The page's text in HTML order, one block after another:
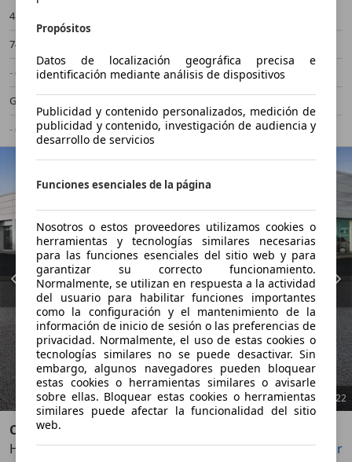
45.826 km
74 kW (101 CV)
- (Propietarios)
Automático
Gasolina
- (g/km)
-/-
Anterior
22
Citroen C4
Hybrid 145 ë-DCS6 Plus
Guardar Compartir
Propósitos
Datos de localización geográfica precisa e
identificación mediante análisis de dispositivos
Publicidad y contenido personalizados, medición de
publicidad y contenido, investigación de audiencia y
desarrollo de servicios
Funciones esenciales de la página
Nosotros o estos proveedores utilizamos cookies o
herramientas y tecnologías similares necesarias
para las funciones esenciales del sitio web y para
garantizar su correcto funcionamiento.
Normalmente, se utilizan en respuesta a la actividad
del usuario para habilitar funciones importantes
como la configuración y el mantenimiento de la
información de inicio de sesión o las preferencias de
privacidad. Normalmente, el uso de estas cookies o
tecnologías similares no se puede desactivar. Sin
embargo, algunos navegadores pueden bloquear
estas cookies o herramientas similares o avisarle
sobre ellas. Bloquear estas cookies o herramientas
similares puede afectar la funcionalidad del sitio
web.